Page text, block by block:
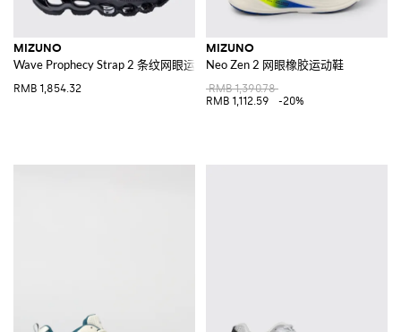
MIZUNO
Wave Prophecy Strap 2 条纹网眼运动鞋
RMB 1,854.32
MIZUNO
Neo Zen 2 网眼橡胶运动鞋
RMB 1,390.78
RMB 1,112.59
-20%